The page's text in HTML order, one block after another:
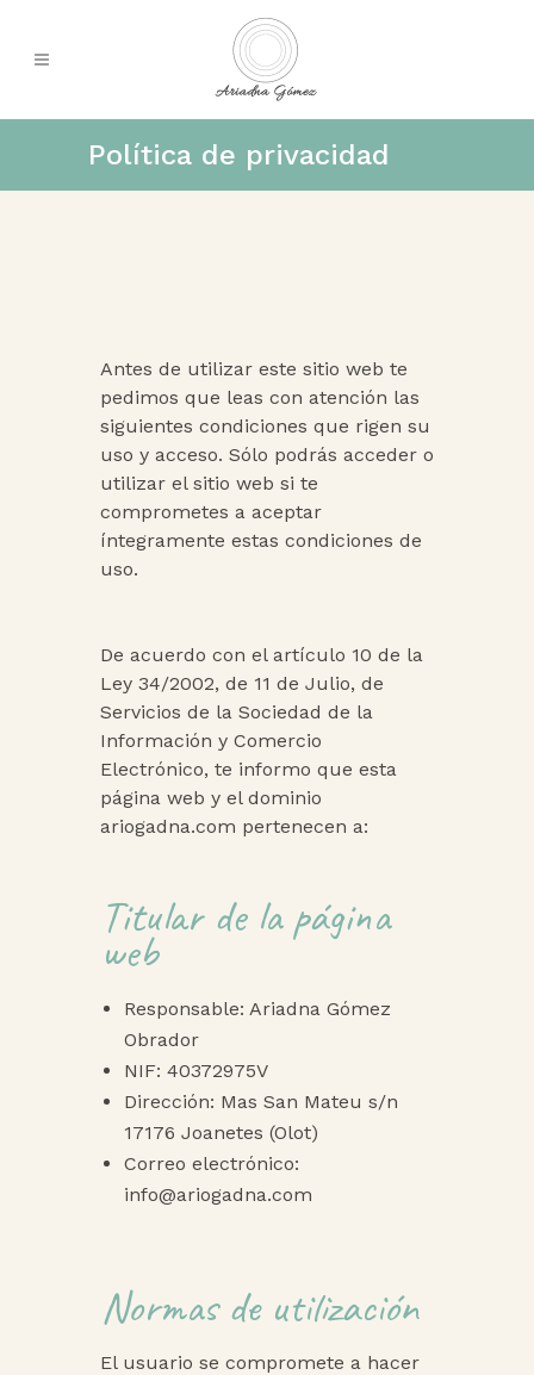
Política de privacidad
Antes de utilizar este sitio web te
pedimos que leas con atención las
siguientes condiciones que rigen su
uso y acceso. Sólo podrás acceder o
utilizar el sitio web si te
comprometes a aceptar
íntegramente estas condiciones de
uso.
De acuerdo con el artículo 10 de la
Ley 34/2002, de 11 de Julio, de
Servicios de la Sociedad de la
Información y Comercio
Electrónico, te informo que esta
página web y el dominio
ariogadna.com pertenecen a:
Titular de la página
web
Responsable: Ariadna Gómez
Obrador
NIF: 40372975V
Dirección: Mas San Mateu s/n
17176 Joanetes (Olot)
Correo electrónico:
info@ariogadna.com
Normas de utilización
El usuario se compromete a hacer